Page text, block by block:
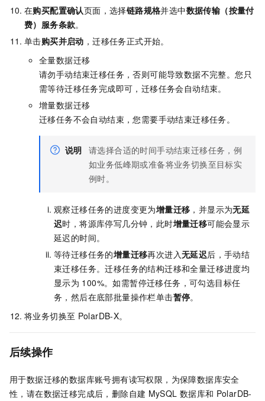
在购买配置确认页面，选择链路规格并选中数据传输（按量付
费）服务条款。
单击购买并启动 ，迁移任务正式开始。
全量数据迁移
请勿手动结束迁移任务，否则可能导致数据不完整。您只
需等待迁移任务完成即可，迁移任务会自动结束。
增量数据迁移
迁移任务不会自动结束，您需要手动结束迁移任务。
说明 请选择合适的时间手动结束迁移任务，例
如业务低峰期或准备将业务切换至目标实
例时。
观察迁移任务的进度变更为增量迁移 ，并显示为无延
迟时，将源库停写几分钟，此时增量迁移可能会显示
延迟的时间。
等待迁移任务的增量迁移再次进入无延迟后，手动结
束迁移任务。迁移任务的结构迁移和全量迁移进度均
显示为 100%。如需暂停迁移任务，可勾选目标任
务，然后在底部批量操作栏单击暂停。
将业务切换至 PolarDB-X。
后续操作
用于数据迁移的数据库账号拥有读写权限，为保障数据库安全
性，请在数据迁移完成后，删除自建 MySQL 数据库和 PolarDB-